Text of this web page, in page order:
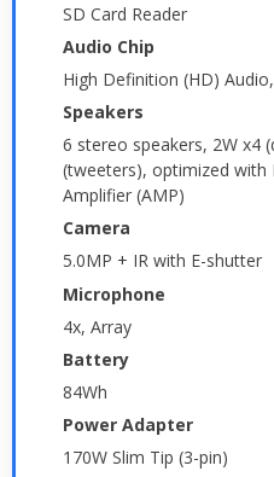
SD Card Reader
Audio Chip
High Definition (HD)
Speakers
6 stereo speakers, 2W x4
(tweeters), optimized
Amplifier (AMP)
Camera
5.0MP + IR with E-shutter
Microphone
4x, Array
Battery
84Wh
Power Adapter
170W Slim Tip (3-pin)